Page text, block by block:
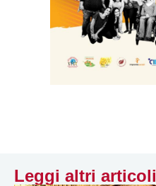
Leggi altri articoli